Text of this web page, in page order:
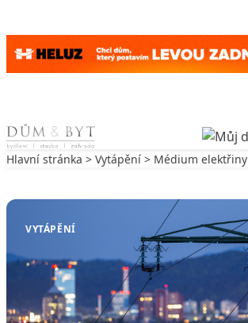
Skip to content
Hlavní stránka > Vytápění > Médium elektřiny
VYTÁPĚNÍ